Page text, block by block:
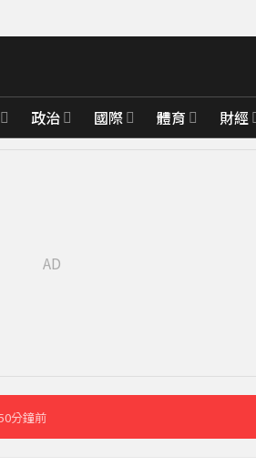
政治 國際 體育 財經
分鐘前
想離職